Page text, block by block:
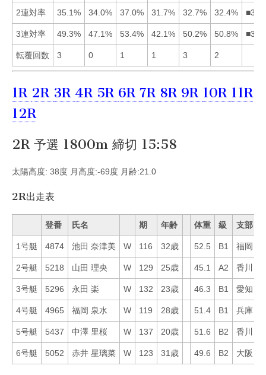
2連対率 35.1% 34.0% 37.0% 31.7% 32.7% 32.4%
3連対率 49.3% 47.1% 53.4% 42.1% 50.2% 50.8%
転覆回数 3 0 1 1 3 2
1R 2R 3R 4R 5R 6R 7R 8R 9R 10R 11R
12R
2R 予選 1800m 締切 15:58
太陽高度: 38度 月高度:-69度 月齢:21.0
2R出走表
登番 氏名 期 年齢 体重 級 支部
1号艇 4874 池田 奈津美 W 116 32歳 52.5 B1 福岡
2号艇 5218 山田 理央 W 129 25歳 45.1 A2 香川
3号艇 5296 永田 楽 W 132 23歳 46.3 B1 愛知
4号艇 4965 福岡 泉水 W 119 28歳 51.4 B1 兵庫
5号艇 5437 中澤 里桜 W 137 20歳 51.6 B2 香川
6号艇 5052 赤井 星璃菜 W 123 31歳 49.6 B2 大阪